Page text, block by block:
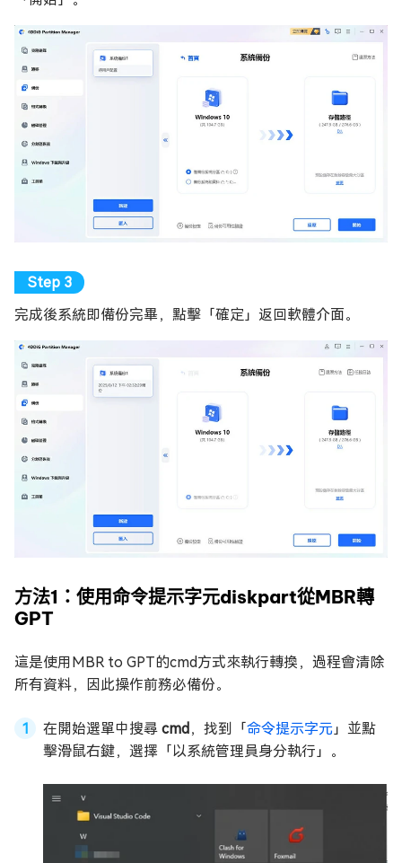
完成後系統即備份完畢，點擊「確定」返回軟體介面。
方法1：使用命令提示字元diskpart從MBR轉
GPT
這是使用MBR to GPT的cmd方式來執行轉換，過程會清除
所有資料，因此操作前務必備份。
在開始選單中搜尋 cmd ，找到「命令提示字元」並點
擊滑鼠右鍵，選擇「以系統管理員身分執行」。